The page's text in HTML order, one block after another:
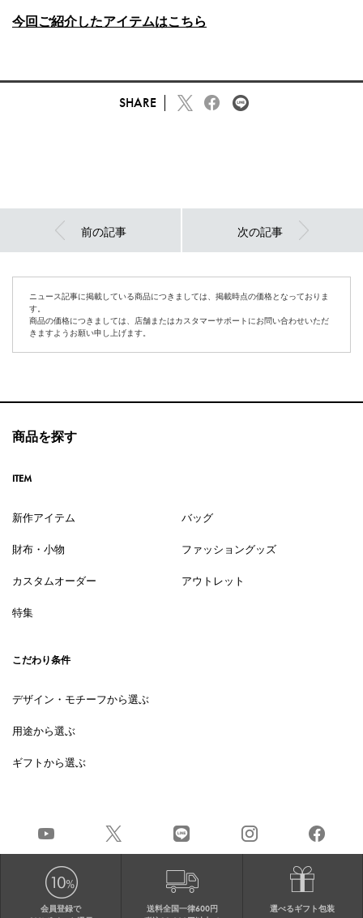
今回ご紹介したアイテムはこちら
SHARE
前の記事 次の記事
ニュース記事に掲載している商品につきましては、掲載時点の価格となっておりま
す。
商品の価格につきましては、店舗またはカスタマーサポートにお問い合わせいただ
きますようお願い申し上げます。
商品を探す
ITEM
新作アイテム バッグ
財布・小物 ファッショングッズ
カスタムオーダー アウトレット
特集
こだわり条件
デザイン・モチーフから選ぶ
用途から選ぶ
ギフトから選ぶ
会員登録で
送料全国一律600円
選べるギフト包装